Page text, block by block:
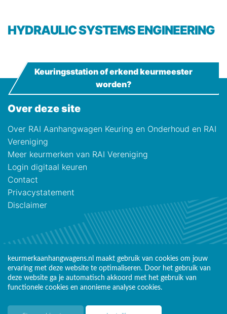
HYDRAULIC SYSTEMS ENGINEERING
Over deze site
Over RAI Aanhangwagen Keuring en Onderhoud en RAI
Vereniging
Meer keurmerken van RAI Vereniging
Login digitaal keuren
Contact
Privacystatement
Disclaimer
Keuringsstation of erkend keurmeester
worden?
keurmerkaanhangwagens.nl maakt gebruik van cookies om jouw
ervaring met deze website te optimaliseren. Door het gebruik van
deze website ga je automatisch akkoord met het gebruik van
functionele cookies en anonieme analyse cookies.